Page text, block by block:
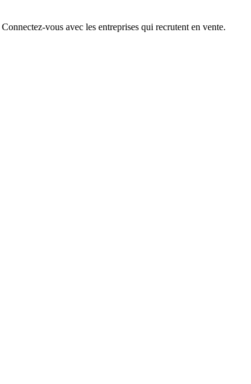
vous avec les entreprises qui recrutent en vente.